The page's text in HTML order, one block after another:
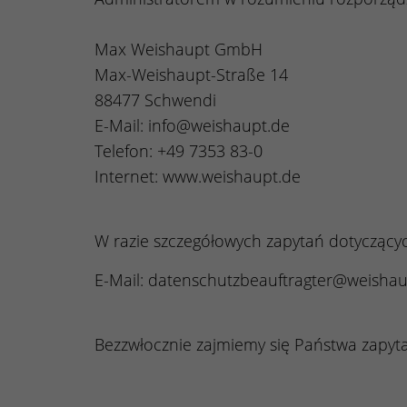
Max Weishaupt GmbH
Max-Weishaupt-Straße 14
88477 Schwendi
E-Mail: info@weishaupt.de
Telefon: +49 7353 83-0
Internet: www.weishaupt.de
W razie szczegółowych zapytań
E-Mail:
Bezzwłocznie zajmiemy się Państwa